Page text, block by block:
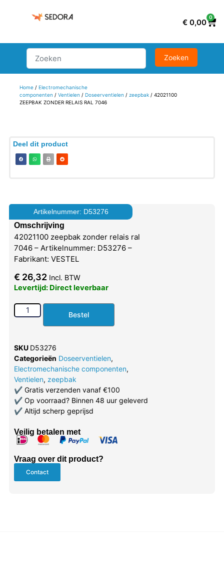
€ 0,00
0
Home/ Electromechanische
componenten / Ventielen / Doseerventielen / zeepbak/ 42021100
ZEEPBAK ZONDER RELAIS RAL 7046
Deel dit product
Artikelnummer: D53276
Omschrijving
42021100 zeepbak zonder relais ral
7046 – Artikelnummer: D53276 –
Fabrikant: VESTEL
€ 26,32 Incl. BTW
Levertijd: Direct leverbaar
Bestel
SKU D53276
Categorieën Doseerventielen,
Electromechanische componenten,
Ventielen, zeepbak
✔Gratis verzenden vanaf €100
✔Op voorraad? Binnen 48 uur geleverd
✔Altijd scherp geprijsd
Veilig betalen met
Vraag over dit product?
Contact